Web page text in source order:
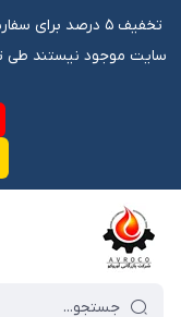
فروشگاه آنلاین آوروکو